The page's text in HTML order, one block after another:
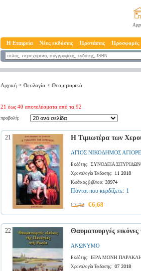
Η Εταιρεία Νέες εκδόσεις Προτάσεις Προσφορές
Αρχική > Θεολογία > Θεομητoρικά
21 έως 40 αποτελέσματα από τα 92
προβολή:
21 Η Τιμιωτέρα των
ΑΓΙΟΣ ΝΙΚΟΔΗΜΟΣ
Εκδότης: ΣΥΝΟΔΕΙΑ
Χρονολογία Έκδοσης: 11 2018
Κωδικός βιβλίου: 39974
Πόντοι που κερδίζετε: 1
€7,42 €6,68
22 Θαυματουργές
ΑΝΩΝΥΜΟ
Εκδότης: ΙΕΡΑ ΜΟΝΗ
Χρονολογία Έκδοσης: 07 2018